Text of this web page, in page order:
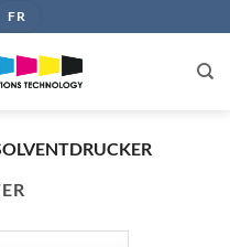
FR